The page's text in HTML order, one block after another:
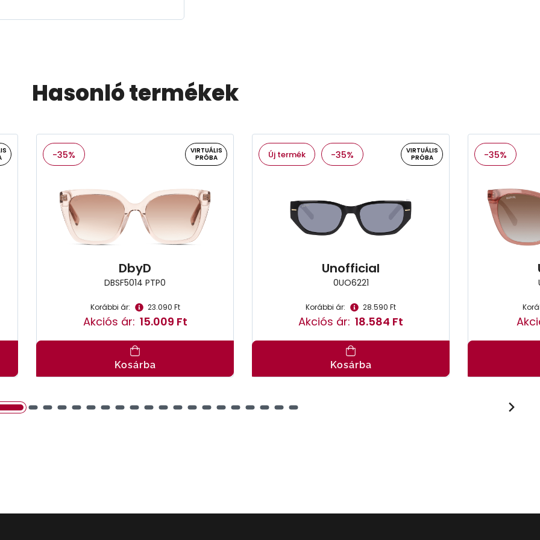
Hasonló termékek
-35%
VIRTUÁLIS
PRÓBA
DbyD
DBSF5014 PTP0
Korábbi ár: 23.090 Ft
Akciós ár: 15.009 Ft
Kosárba
Új termék -35%
VIRTUÁLIS
PRÓBA
Unofficial
0UO6221
Korábbi ár: 28.590 Ft
Akciós ár: 18.584 Ft
Kosárba
-35%